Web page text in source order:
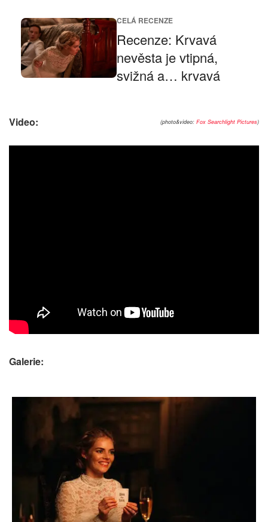
CELÁ RECENZE
Recenze: Krvavá
nevěsta je vtipná,
svižná a… krvavá
(photo&video: Fox Searchlight Pictures)
Video:
Galerie: